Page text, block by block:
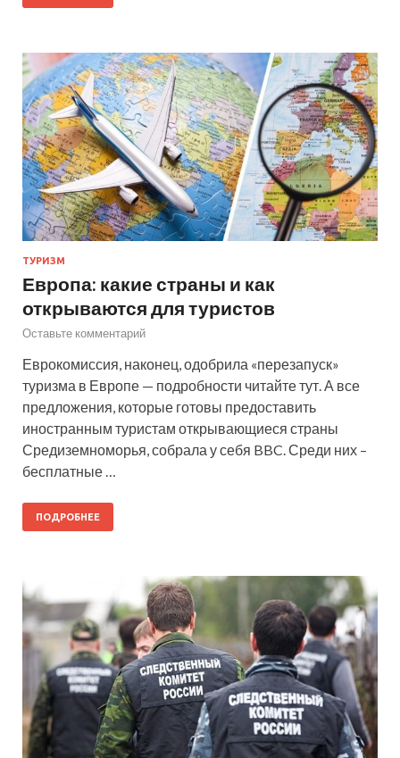
ТУРИЗМ
Европа: какие страны и как
открываются для туристов
Оставьте комментарий
Еврокомиссия, наконец, одобрила «перезапуск»
туризма в Европе — подробности читайте тут. А все
предложения, которые готовы предоставить
иностранным туристам открывающиеся страны
Средиземноморья, собрала у себя BBC. Среди них –
бесплатные …
ПОДРОБНЕЕ